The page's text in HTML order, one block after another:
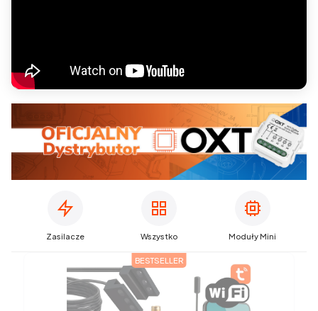
Zasilacze Wszystko Moduły Mini
BESTSELLER